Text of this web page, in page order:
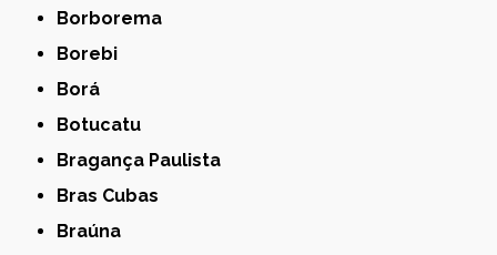
Borborema
Borebi
Borá
Botucatu
Bragança Paulista
Bras Cubas
Braúna